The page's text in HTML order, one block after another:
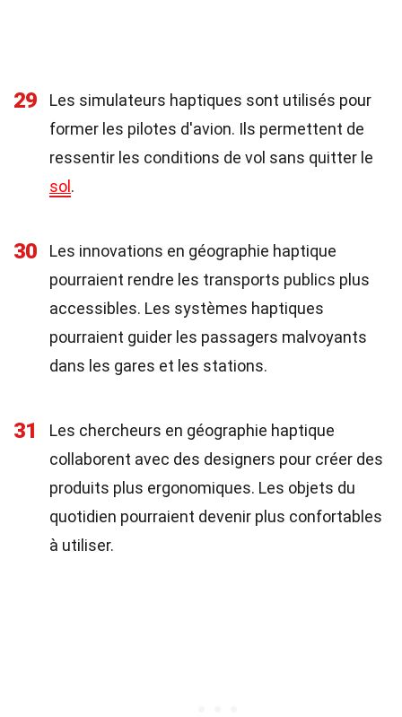
29
Les simulateurs haptiques sont utilisés pour
former les pilotes d'avion. Ils permettent de
ressentir les conditions de vol sans quitter le
sol .
30
Les innovations en géographie haptique
pourraient rendre les transports publics plus
accessibles. Les systèmes haptiques
pourraient guider les passagers malvoyants
dans les gares et les stations.
31
Les chercheurs en géographie haptique
collaborent avec des designers pour créer des
produits plus ergonomiques. Les objets du
quotidien pourraient devenir plus confortables
à utiliser.